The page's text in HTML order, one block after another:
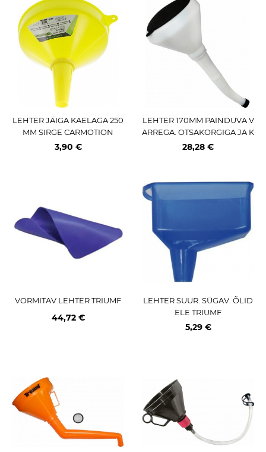
LEHTER JÄIGA KAELAGA 250
MM SIRGE CARMOTION
3,90 €
LEHTER 170MM PAINDUVA V
ARREGA. OTSAKORGIGA JA K
AANEGA TRIUMF
28,28 €
VORMITAV LEHTER TRIUMF
44,72 €
LEHTER SUUR. SÜGAV. ÕLID
ELE TRIUMF
5,29 €